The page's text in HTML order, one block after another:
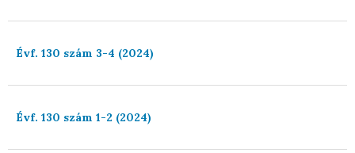
Évf. 130 szám 3-4 (2024)
Évf. 130 szám 1-2 (2024)